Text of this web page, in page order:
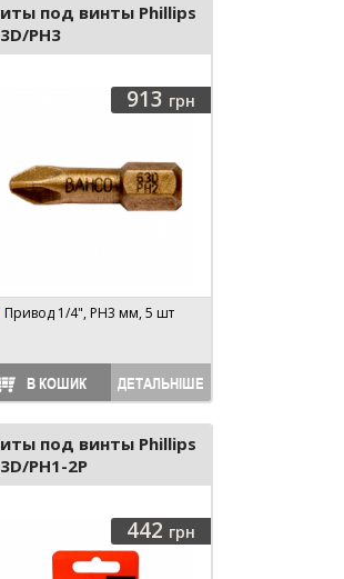
под винты Phillips
PH3
913 грн
Привод 1/4", PH3 мм, 5 шт
В КОШИК ДЕТАЛЬНІШЕ
под винты Phillips
PH1-2P
442 грн